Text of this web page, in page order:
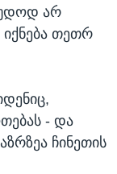
არ
იქნება თეთრ
- და
ჩინეთის